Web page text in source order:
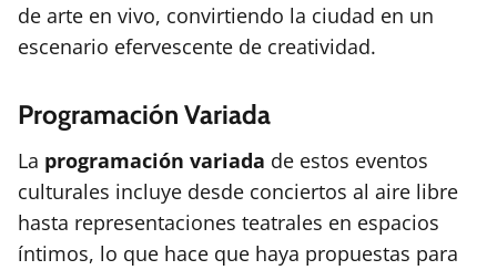
de arte en vivo, convirtiendo la ciudad en un
escenario efervescente de creatividad.
Programación Variada
La programación variada de estos eventos
culturales incluye desde conciertos al aire libre
hasta representaciones teatrales en espacios
íntimos, lo que hace que haya propuestas para